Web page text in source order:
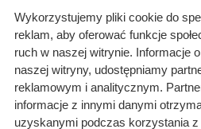
O nas
Rozwiązania
Monitoring
przetargów
Raporty
Wykorzystujemy pliki cookie do
reklam, aby oferować funkcje
ruch w naszej witrynie. Informacje
naszej witryny, udostępniamy
reklamowym i analitycznym.
informacje z innymi danymi
uzyskanymi podczas korzystania z